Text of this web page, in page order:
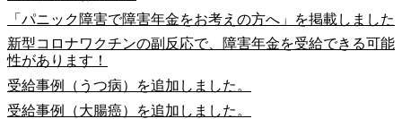
「パニック障害で障害年金をお考えの方へ」を掲載しました
新型コロナワクチンの副反応で、障害年金を受給できる可能
性があります！
受給事例（うつ病）を追加しました。
受給事例（大腸癌）を追加しました。